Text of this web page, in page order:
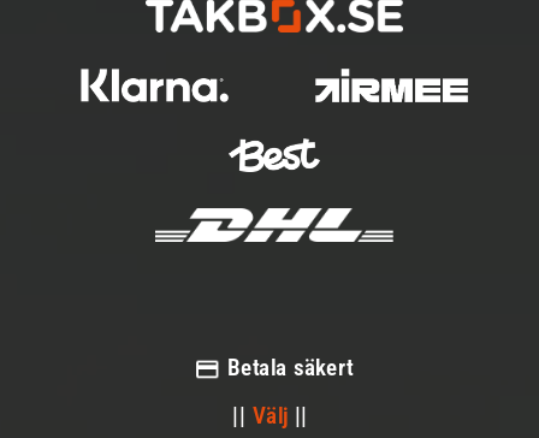
Betala säkert
|| Välj ||